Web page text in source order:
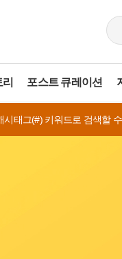
포스트 큐레이션
태그(#) 키워드로 검색할